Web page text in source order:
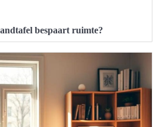
bespaart ruimte?